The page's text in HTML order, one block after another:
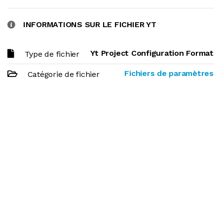
INFORMATIONS SUR LE FICHIER YT
Type de fichier Yt Project Configuration Format
Catégorie de fichier Fichiers de paramètres